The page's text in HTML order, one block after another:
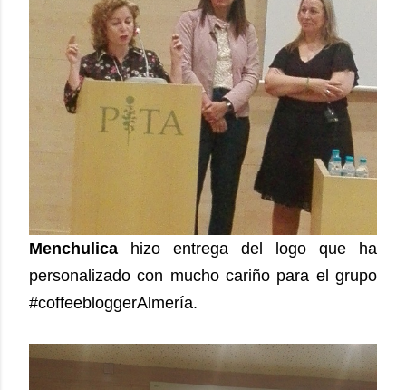
Menchulica hizo entrega del logo que ha
personalizado con mucho cariño para el grupo
#coffeebloggerAlmería.